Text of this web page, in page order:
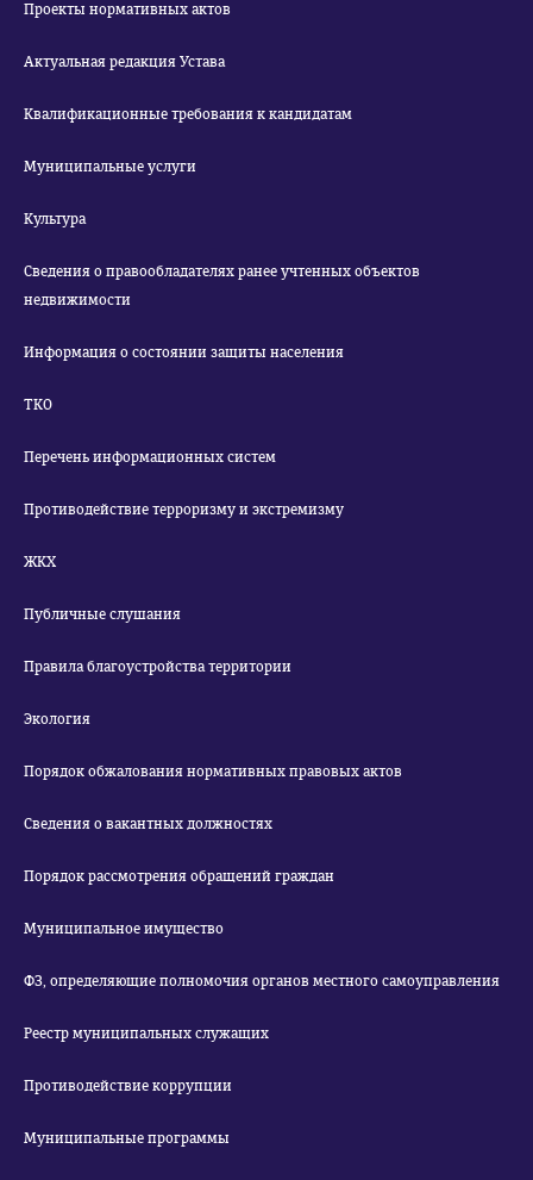
Проекты нормативных актов
Актуальная редакция Устава
Квалификационные требования к кандидатам
Муниципальные услуги
Культура
Сведения о правообладателях ранее учтенных объектов
недвижимости
Информация о состоянии защиты населения
ТКО
Перечень информационных систем
Противодействие терроризму и экстремизму
ЖКХ
Публичные слушания
Правила благоустройства территории
Экология
Порядок обжалования нормативных правовых актов
Сведения о вакантных должностях
Порядок рассмотрения обращений граждан
Муниципальное имущество
ФЗ, определяющие полномочия органов местного самоуправления
Реестр муниципальных служащих
Противодействие коррупции
Муниципальные программы